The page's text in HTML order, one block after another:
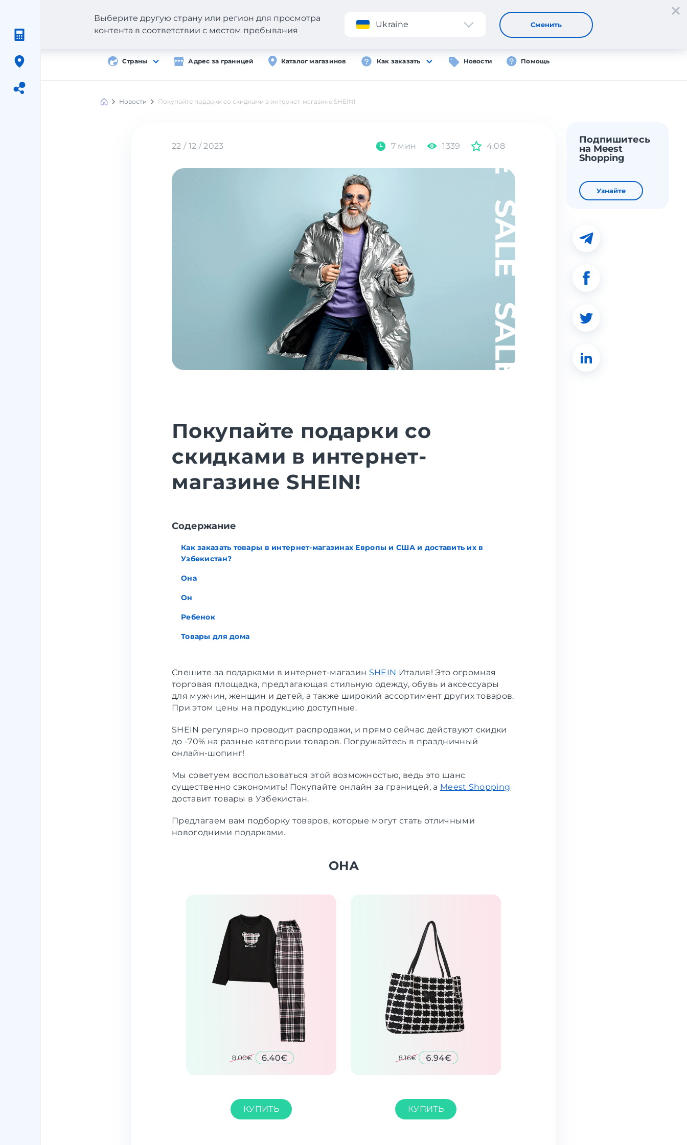
Приложение Регистрация Вход
Страны Адрес за границей Каталог магазинов Как заказать Новости Помощь
Выберите другую страну или регион для просмотра
контента в соответствии с местом пребывания
Ukraine Сменить
Meest
Новости Покупайте подарки со скидками в интернет-магазине SHEIN!
22 / 12 / 2023 7 мин 1339 4.08
Подпишитесь
на Meest
Shopping
Узнайте
Покупайте подарки со
скидками в интернет-
магазине SHEIN!
Cодержание
Как заказать товары в интернет-магазинах Европы и США и доставить их в
Узбекистан?
Она
Он
Ребенок
Товары для дома
Спешите за подарками в интернет-магазин SHEIN Италия! Это огромная
торговая площадка, предлагающая стильную одежду, обувь и аксессуары
для мужчин, женщин и детей, а также широкий ассортимент других товаров.
При этом цены на продукцию доступные.
SHEIN регулярно проводит распродажи, и прямо сейчас действуют скидки
до -70% на разные категории товаров. Погружайтесь в праздничный
онлайн-шопинг!
Мы советуем воспользоваться этой возможностью, ведь это шанс
существенно сэкономить! Покупайте онлайн за границей, а Meest Shopping
доставит товары в Узбекистан.
Предлагаем вам подборку товаров, которые могут стать отличными
новогодними подарками.
ОНА
КУПИТЬ КУПИТЬ